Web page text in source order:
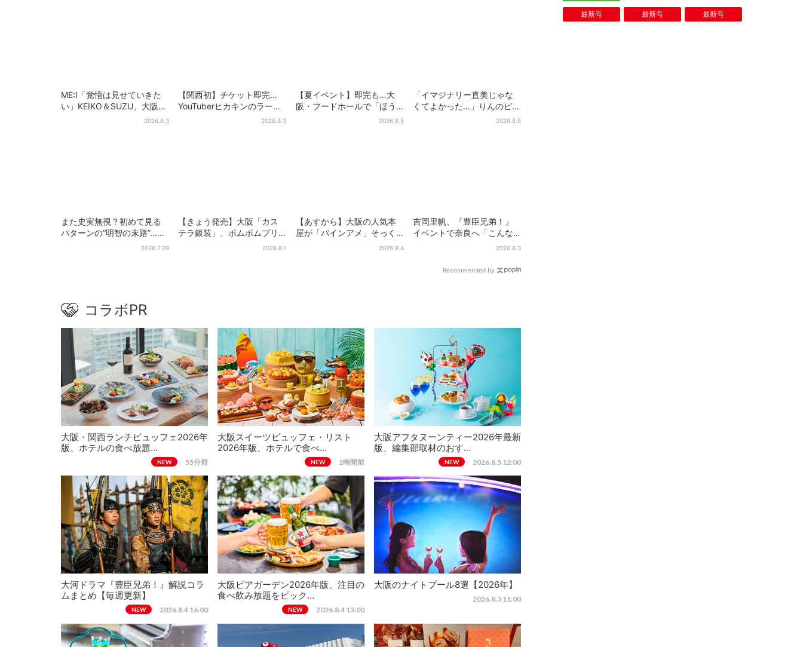
ME:I「覚悟は見せていきた
い」KEIKO＆SUZU、大阪で
語る…“日プ女子”からの3年
2026.8.3
【関西初】チケット即完…
YouTuberヒカキンのラーメ
ン店「みそきん」が大阪上
2026.8.3
【夏イベント】即完も…大
阪・フードホールで「ほう
せき箱」の“限定かき氷”が復
2026.8.5
「イマジナリー直美じゃな
くてよかった…」りんのピン
チに駆けつける直美、ベス
2026.8.5
また史実無視？初めて見る
パターンの“明智の末路”…実
は、ありえなくもない！？
2026.7.29
【きょう発売】大阪「カス
テラ銀装」、ポムポムプリ
ンと初コラボ 紙袋まで限
2026.8.1
【あすから】大阪の人気本
屋が「パインアメ」そっく
りのブックカバー開発、梅
2026.8.4
吉岡里帆、『豊臣兄弟！』
イベントで奈良へ「こんな
に楽しんでもらえてうれし
2026.8.3
Recommended by
コラボPR
大阪・関西ランチビュッフェ2026年
版、ホテルの食べ放題…
NEW 55分前
大阪スイーツビュッフェ・リスト
2026年版、ホテルで食べ…
NEW 2時間前
大阪アフタヌーンティー2026年最新
版、編集部取材のおす…
NEW 2026.8.5 12:00
大河ドラマ『豊臣兄弟！』解説コラ
ムまとめ【毎週更新】
NEW 2026.8.4 16:00
大阪ビアガーデン2026年版、注目の
食べ飲み放題をピック…
NEW 2026.8.4 13:00
大阪のナイトプール8選【2026年】
2026.8.3 11:00
最新号 最新号 最新号